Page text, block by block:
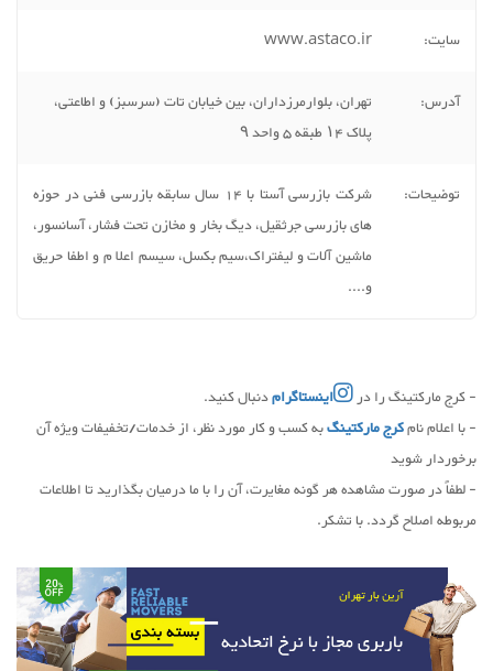
سایت: www.astaco.ir
آدرس:
تهران، بلوارمرزداران، بین خیابان تات (سرسبز) و اطاعتی،
پلاک ۱۴ طبقه ۵ واحد ۹
توضیحات:
شرکت بازرسی آستا با 14 سال سابقه بازرسی فنی در حوزه
های بازرسی جرثقیل، دیگ بخار و مخازن تحت فشار، آسانسور،
ماشین آلات و لیفتراک،سیم بکسل، سیسم اعلا م و اطفا حریق
و....
- کرج مارکتینگ را در اینستاگرامدنبال کنید.
- با اعلام نامکرج مارکتینگبه کسب و کار مورد نظر، از خدمات/تخفیفات ویژه آن
برخوردار شوید
- لطفاً در صورت مشاهده هر گونه مغایرت، آن را با ما درمیان بگذارید تا اطلاعات
مربوطه اصلاح گردد. با تشکر.